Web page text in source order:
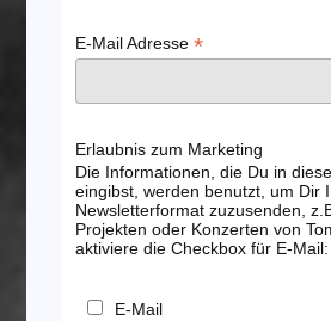
E-Mail Adresse *
Erlaubnis zum Marketing
Die Informationen, die Du in
eingibst, werden benutzt, um Dir
Newsletterformat zuzusenden,
Projekten oder Konzerten von
aktiviere die Checkbox für E-Mail:
E-Mail